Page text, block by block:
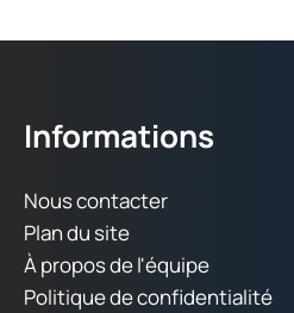
Informations
Nous contacter
Plan du site
À propos de l'équipe
Politique de confidentialité